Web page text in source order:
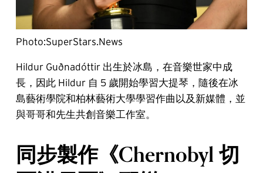
Photo:SuperStars.News
Hildur Guðnadóttir 出生於冰島，在音樂世家中成
長，因此 Hildur 自 5 歲開始學習大提琴，隨後在冰
島藝術學院和柏林藝術大學學習作曲以及新媒體，並
與哥哥和先生共創音樂工作室。
同步製作《Chernobyl 切